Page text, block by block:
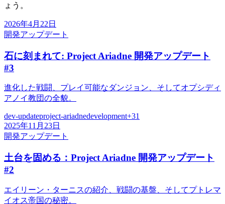
ょう。
2026年4月22日
開発アップデート
石に刻まれて: Project Ariadne 開発アップデート
#3
進化した戦闘、プレイ可能なダンジョン、そしてオプシディ
アノイ教団の全貌。
dev-updateproject-ariadnedevelopment+31
2025年11月23日
開発アップデート
土台を固める：Project Ariadne 開発アップデート
#2
エイリーン・ターニスの紹介、戦闘の基盤、そしてプトレマ
イオス帝国の秘密。